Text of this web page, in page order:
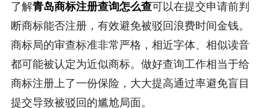
了解青岛商标注册查询怎么查可以在提交申请前判
断商标能否注册，有效避免被驳回浪费时间金钱。
商标局的审查标准非常严格，相近字体、相似读音
都可能被认定为近似商标。做好查询工作相当于给
商标注册上了一份保险，大大提高通过率避免盲目
提交导致被驳回的尴尬局面。